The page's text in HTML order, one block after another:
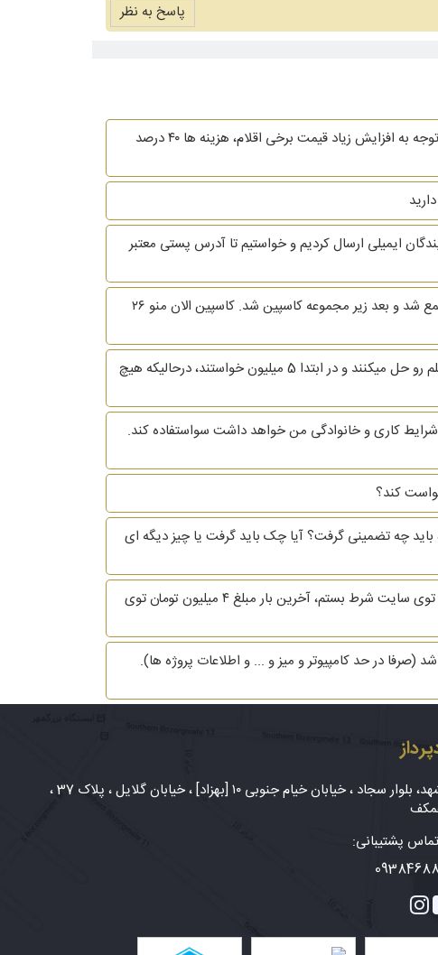
پاسخ به نظر
من آشپز هستم و یک کترینگ در مشهد داریم. دو ماه پیش من سفارشی گرفتم برای تهیه غذای شله مشهدی برای ۱۰۰۰ نفر. با توجه به افزایش زیاد قیمت برخی اقلام، هزینه ها ۴۰ درصد
ایمیلی ارسال کردیم و خواستیم تا آدرس پستی معتبر
سلام. من از موسسه فرشتگان چند سال پیش ۱۲ میلیون وام گرفتم و ۱۴ قسط ۴۰۰ هزار تومانی هم پرداخت کردم که موسسه جمع شد و بعد زیر مجموعه کاسپین شد. کاسپین الان منو ۲۶
سلام. من دوهفته پیش با یک موسسه حقوقی درباره مشکلم صحبت کردم. سرپرست موسسه به من امیدواری دادند که مشکلم رو حل میکنند و در ابتدا 5 میلیون خواستند، درحالیکه هیچ
کاری و خانوادگی من خواهد داشت سواستفاده کند.
کند؟
باید چه تضمینی گرفت؟ آیا چک باید گرفت یا چیز دیگه ای
سایت قمار پولت رو بلوکه کنه، به دلایل الکی و هیچ مدرکی از تخلف ارائه نده، در این صورت میشه پول رو برگردوند؟ من کلی توی سایت شرط بستم، آخرین بار مبلغ ۴ میلیون تومان توی
در حد کامپیوتر و میز و ... و اطلاعات پروژه ها).
شهر مشهد، بلوار سجاد ، خیابان خیام جنوبی ۱۰ [بهزاد] ، خیابان گلایل ، پلاک 37 ،
پشتیبانی: